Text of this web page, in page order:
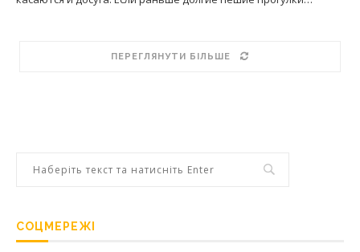
ПЕРЕГЛЯНУТИ БІЛЬШЕ
СОЦМЕРЕЖІ